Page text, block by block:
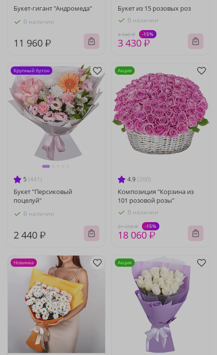
Букет-гигант "Андромеда"
В наличии
11 960 ₽
Букет из 15 розовых роз
В наличии
4 040 ₽ -15%
3 430 ₽
5 (441)
Букет "Персиковый
поцелуй"
В наличии
2 440 ₽
Крупный бутон
4.9 (200)
Композиция "Корзина из
101 розовой розы"
В наличии
21 250 ₽ -15%
18 060 ₽
Акция
Новинка Акция